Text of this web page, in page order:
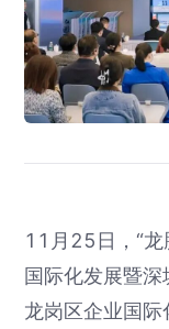
11月25日，“龙
国际化发展暨
龙岗区企业国际